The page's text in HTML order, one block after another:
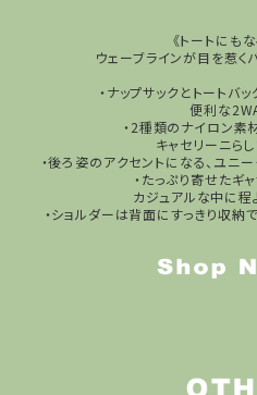
《トートにも
ウェーブラインが目を惹く
・ナップサックとトートバ
便利な
・2種類のナイロン素
キャセリーニら
・後ろ姿のアクセントになる、ユニ
・たっぷり寄せたギ
カジュアルな中に程
・ショルダーは背面にすっきり収納